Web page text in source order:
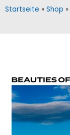
Startseite » Shop »